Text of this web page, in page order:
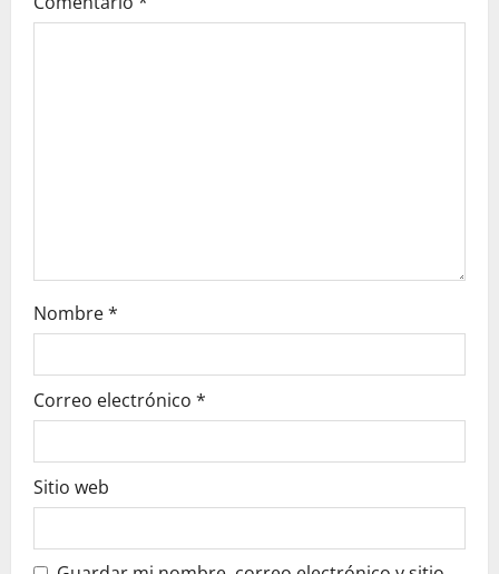
t
Nombre*
Correo electrónico *
Sitio web